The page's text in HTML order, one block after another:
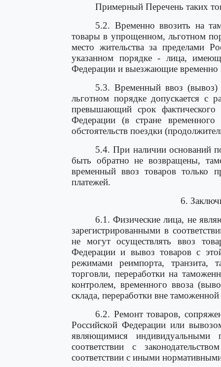
Примерный Перечень таких
5.2. Временно ввозить на
товары в упрощенном, льготном
место жительства за пределами
указанном порядке - лица,
Федерации и выезжающие временно
5.3. Временный ввоз
льготном порядке допускается с
превышающий срок фактического
Федерации (в стране
обстоятельств поездки
5.4. При наличии оснований
быть обратно не возвращены,
временный ввоз товаров только
платежей.
6.
6.1. Физические лица, не
зарегистрированными в
не могут осуществлять ввоз
Федерации и вывоз товаров с
режимами реимпорта, транзита,
торговли, переработки на
контролем, временного ввоза
склада, переработки вне
6.2. Ремонт товаров,
Российской Федерации или
являющимися индивидуальными
соответствии с
соответствии с иными